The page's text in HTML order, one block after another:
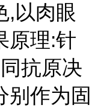
,以肉眼
原理:针
抗原决
别作为固